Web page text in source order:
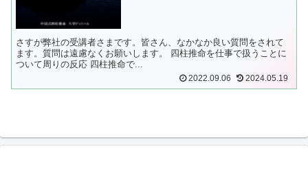
さすが弊社の受講者さまです。皆さん、なかなか良い質問をされて
ます。質問は遠慮なくお願いします。 四柱推命を仕事で扱うことに
ついて周りの反応 四柱推命で...
2022.09.06 2024.05.19